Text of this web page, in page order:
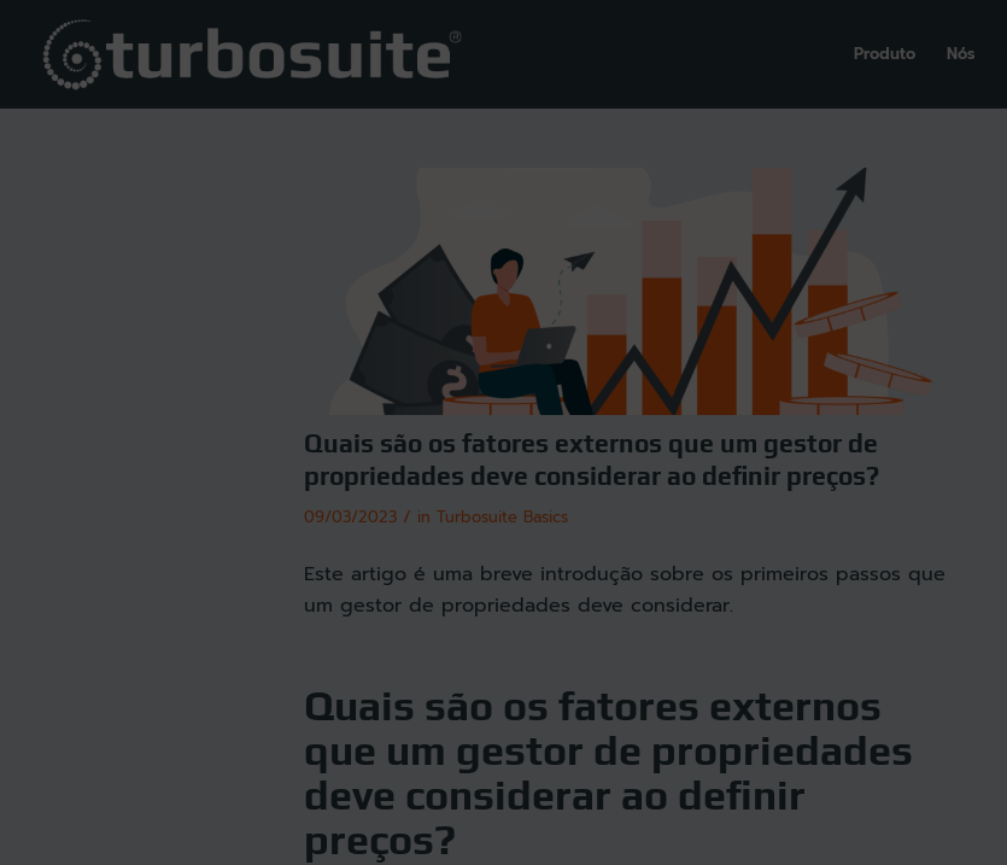
Produto Nós
Quais são os fatores externos que um gestor de
propriedades deve considerar ao definir preços?
09/03/2023 / in Turbosuite Basics
Este artigo é uma breve introdução sobre os primeiros passos que
um gestor de propriedades deve considerar.
Quais são os fatores externos
que um gestor de propriedades
deve considerar ao definir
preços?